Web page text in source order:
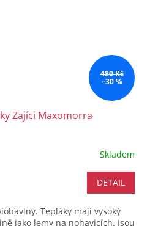
480 Kč
–30 %
Zajíci Maxomorra
Skladem
DETAIL
Tepláky mají vysoký
jako lemy na nohavicích. Jsou